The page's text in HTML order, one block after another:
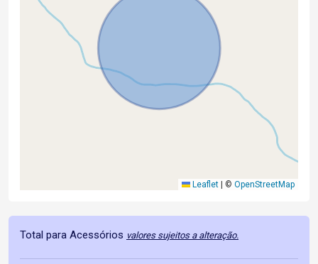
Leaflet © OpenStreetMap
Total para Acessórios valores sujeitos a alteração.